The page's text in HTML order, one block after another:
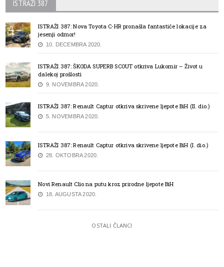
ISTRAŽI 387
ISTRAŽI 387: Nova Toyota C-HR pronašla fantastiče lokacije za
jesenji odmor!
10. DECEMBRA 2020.
ISTRAŽI 387: ŠKODA SUPERB SCOUT otkriva Lukomir – Život u
dalekoj prošlosti
9. NOVEMBRA 2020.
ISTRAŽI 387: Renault Captur otkriva skrivene ljepote BiH (II. dio.)
5. NOVEMBRA 2020.
ISTRAŽI 387: Renault Captur otkriva skrivene ljepote BiH (I. dio.)
28. OKTOBRA 2020.
Novi Renault Clio na putu kroz prirodne ljepote BiH
18. AUGUSTA 2020.
OSTALI ČLANCI